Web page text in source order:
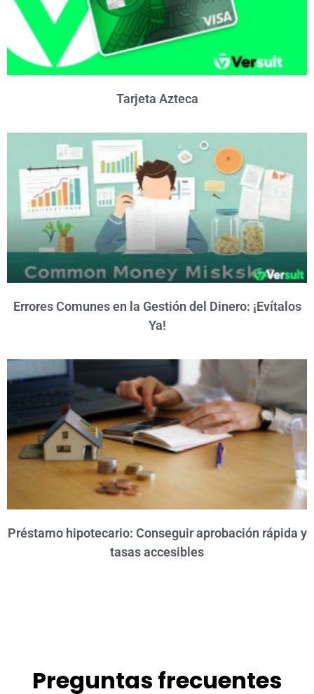
Tarjeta Azteca
Errores Comunes en la Gestión del Dinero: ¡Evítalos
Ya!
Préstamo hipotecario: Conseguir aprobación rápida y
tasas accesibles
Preguntas frecuentes